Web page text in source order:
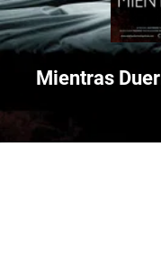
Mientras